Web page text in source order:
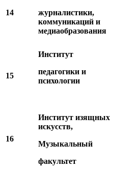
14
журналистики,
коммуникаций и
медиаобразования
15
Институт
педагогики и
психологии
16
Институт изящных
искусств,
Музыкальный
факультет